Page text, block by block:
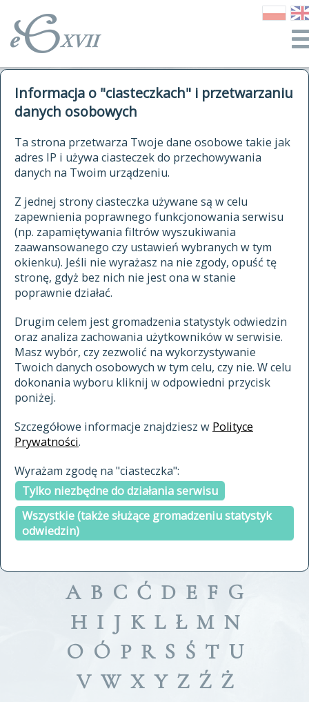
Informacja o "ciasteczkach" i przetwarzaniu
danych osobowych
Ta strona przetwarza Twoje dane osobowe takie jak
adres IP i używa ciasteczek do przechowywania
danych na Twoim urządzeniu.
Z jednej strony ciasteczka używane są w celu
zapewnienia poprawnego funkcjonowania serwisu
(np. zapamiętywania filtrów wyszukiwania
zaawansowanego czy ustawień wybranych w tym
okienku). Jeśli nie wyrażasz na nie zgody, opuść tę
stronę, gdyż bez nich nie jest ona w stanie
poprawnie działać.
Drugim celem jest gromadzenia statystyk odwiedzin
oraz analiza zachowania użytkowników w serwisie.
Masz wybór, czy zezwolić na wykorzystywanie
Twoich danych osobowych w tym celu, czy nie. W celu
dokonania wyboru kliknij w odpowiedni przycisk
poniżej.
Szczegółowe informacje znajdziesz w Polityce
Prywatności.
Wyrażam zgodę na "ciasteczka":
Tylko niezbędne do działania serwisu
Wszystkie (także służące gromadzeniu statystyk
odwiedzin)
autorzy Słownika
historia
publikacje
źródła
autorzy tekstów źródłowych
zasady opracowania
statystyki
najnowsze hasła
ostatnio zmodyfikowane hasła
materiały archiwalne
cytowanie
kontakt
kwerendy
jak cytować Słownik
ELEKTRONICZNY SŁOWNIK
JĘZYKA POLSKIEGO
XVII I XVIII WIEKU
znajdź hasła
zaczynające się od
indeksie
a fronte
a tergo
A B C Ć D E F G
H I J K L Ł M N
O Ó P R S Ś T U
V W X Y Z Ź Ż